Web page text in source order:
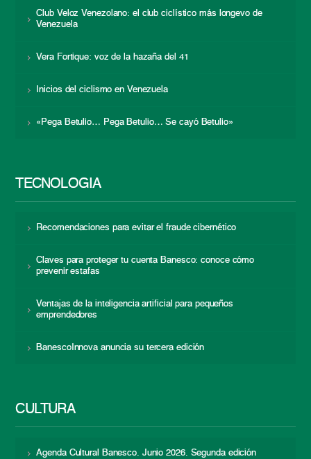
Club Veloz Venezolano: el club ciclístico más longevo de
Venezuela
Vera Fortique: voz de la hazaña del 41
Inicios del ciclismo en Venezuela
«Pega Betulio… Pega Betulio… Se cayó Betulio»
TECNOLOGÍA
Recomendaciones para evitar el fraude cibernético
Claves para proteger tu cuenta Banesco: conoce cómo
prevenir estafas
Ventajas de la inteligencia artificial para pequeños
emprendedores
BanescoInnova anuncia su tercera edición
CULTURA
Agenda Cultural Banesco. Junio 2026. Segunda edición